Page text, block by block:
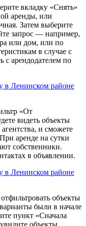
вкладку «Снять»
аренды, или
Затем выберите
запрос — например,
или дом, или по
в случае с
арендодателем по
в Ленинском районе
«От
видеть объекты
и сможете
аренде на сутки
собственники.
в объявлении.
в Ленинском районе
объекты
были в начале
пункт «Сначала
объекты,